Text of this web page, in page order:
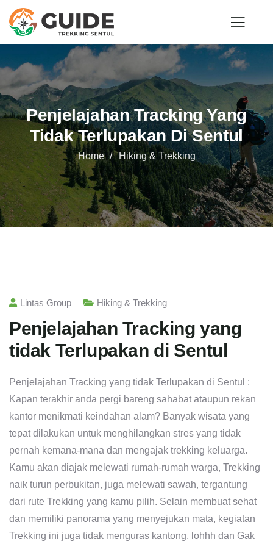
Penjelajahan Tracking Yang
Tidak Terlupakan Di Sentul
Home Hiking & Trekking
Lintas Group Hiking & Trekking
Penjelajahan Tracking yang
tidak Terlupakan di Sentul
Penjelajahan Tracking yang tidak Terlupakan di Sentul :
Kapan terakhir anda pergi bareng sahabat ataupun rekan
kantor menikmati keindahan alam? Banyak wisata yang
tepat dilakukan untuk menghilangkan stres yang tidak
pernah kemana-mana dan mengajak trekking keluarga.
Kamu akan diajak melewati rumah-rumah warga, Trekking
naik turun perbukitan, juga melewati sawah, tergantung
dari rute Trekking yang kamu pilih. Selain membuat sehat
dan memiliki panorama yang menyejukan mata, kegiatan
Trekking ini juga tidak menguras kantong, lohhh dan Gak